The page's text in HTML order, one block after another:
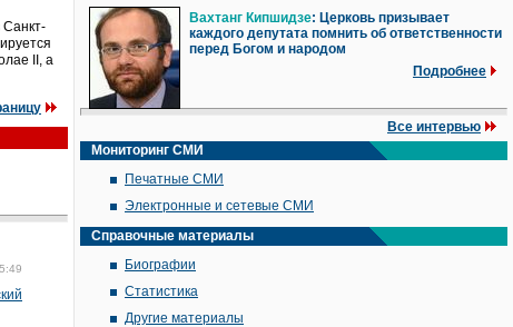
Санкт-
II, а
Вахтанг Кипшидзе: Церковь призывает
каждого депутата помнить об ответственности
перед Богом и народом
Подробнее
Все интервью
Мониторинг СМИ
Печатные СМИ
Электронные и сетевые СМИ
Справочные материалы
Биографии
Статистика
Другие материалы